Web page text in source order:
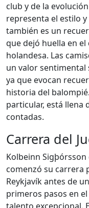
club y de la
representa el estilo
también es un
que dejó huella en
holandesa. Las
un valor
ya que evocan
historia del
particular, está llena
contadas.
Carrera del
Kolbeinn
comenzó su carrera
Reykjavík antes de
primeros pasos en